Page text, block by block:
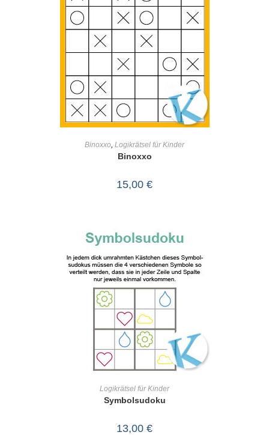
Binoxxo, Logikrätsel für Kinder
Binoxxo
15,00 €
Logikrätsel für Kinder
Symbolsudoku
13,00 €